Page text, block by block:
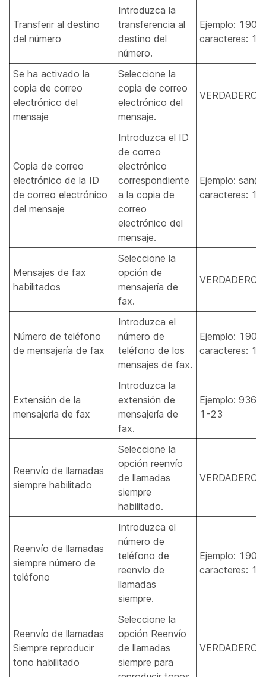
Transferir al destino
del número
Introduzca la
transferencia al
destino del
número.
Ejemplo:
caracteres: 1-
Se ha activado la
copia de correo
electrónico del
mensaje
Seleccione la
copia de correo
electrónico del
mensaje.
VERDADERO,
Copia de correo
electrónico de la ID
de correo electrónico
del mensaje
Introduzca el ID
de correo
electrónico
correspondiente
a la copia de
correo
electrónico del
mensaje.
Ejemplo:
caracteres: 1-
Mensajes de fax
habilitados
Seleccione la
opción de
mensajería de
fax.
VERDADERO,
Número de teléfono
de mensajería de fax
Introduzca el
número de
teléfono de los
mensajes de fax.
Ejemplo:
caracteres: 1-
Extensión de la
mensajería de fax
Introduzca la
extensión de
mensajería de
fax.
Ejemplo:
1-23
Reenvío de llamadas
siempre habilitado
Seleccione la
opción reenvío
de llamadas
siempre
habilitado.
VERDADERO,
Reenvío de llamadas
siempre número de
teléfono
Introduzca el
número de
teléfono de
reenvío de
llamadas
siempre.
Ejemplo:
caracteres: 1-
Reenvío de llamadas
Siempre reproducir
tono habilitado
Seleccione la
opción Reenvío
de llamadas
siempre para
VERDADERO,